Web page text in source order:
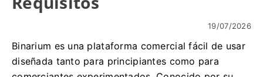
19/07/2026
Binarium es una plataforma comercial fácil de usar
diseñada tanto para principiantes como para